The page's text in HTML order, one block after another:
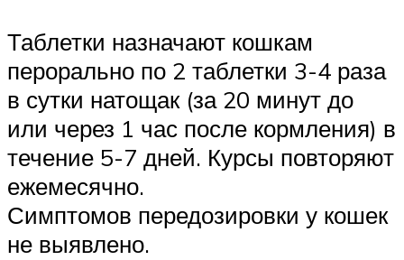
Таблетки назначают кошкам
перорально по 2 таблетки 3-4 раза
в сутки натощак (за 20 минут до
или через 1 час после кормления) в
течение 5-7 дней. Курсы повторяют
ежемесячно.
Симптомов передозировки у кошек
не выявлено.